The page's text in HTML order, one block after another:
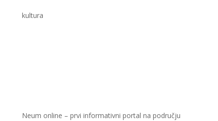
kultura
Neum online – prvi informativni portal na području